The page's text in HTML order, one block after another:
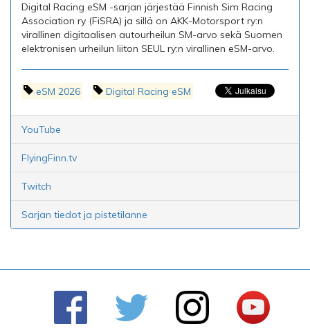
Digital Racing eSM -sarjan järjestää Finnish Sim Racing
Association ry (FiSRA) ja sillä on AKK-Motorsport ry:n
virallinen digitaalisen autourheilun SM-arvo sekä Suomen
elektronisen urheilun liiton SEUL ry:n virallinen eSM-arvo.
eSM 2026 Digital Racing eSM
YouTube
FlyingFinn.tv
Twitch
Sarjan tiedot ja pistetilanne